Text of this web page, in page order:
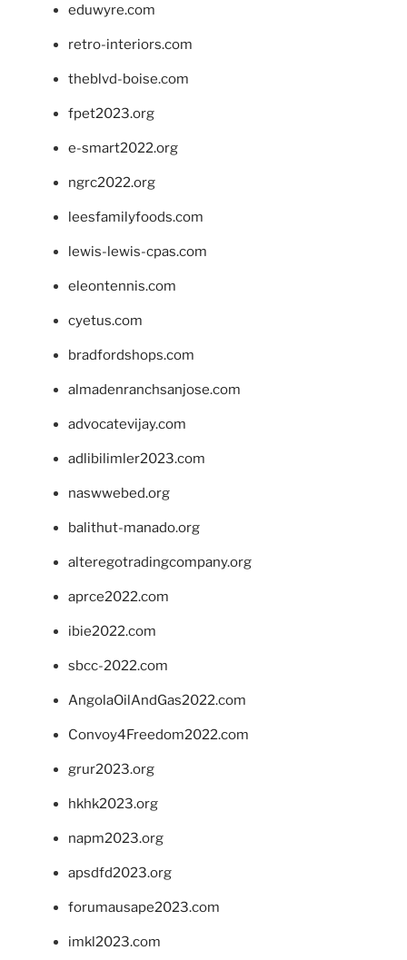
eduwyre.com
retro-interiors.com
theblvd-boise.com
fpet2023.org
e-smart2022.org
ngrc2022.org
leesfamilyfoods.com
lewis-lewis-cpas.com
eleontennis.com
cyetus.com
bradfordshops.com
almadenranchsanjose.com
advocatevijay.com
adlibilimler2023.com
naswwebed.org
balithut-manado.org
alteregotradingcompany.org
aprce2022.com
ibie2022.com
sbcc-2022.com
AngolaOilAndGas2022.com
Convoy4Freedom2022.com
grur2023.org
hkhk2023.org
napm2023.org
apsdfd2023.org
forumausape2023.com
imkl2023.com